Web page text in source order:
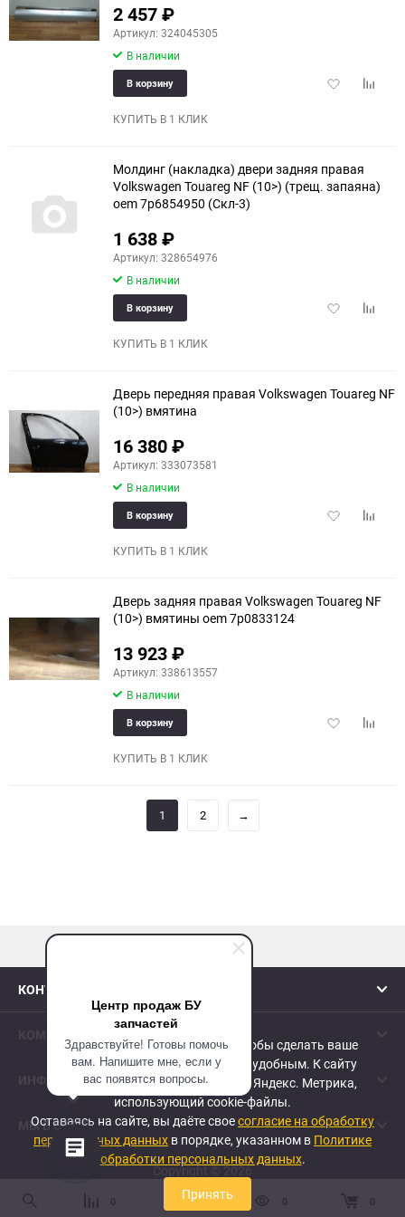
Центр продаж БУ
запчастей
Здравствуйте! Готовы помочь
вам. Напишите мне, если у
вас появятся вопросы.
2 457₽
Артикул: 324045305
В наличии
Добавить
В корзину
КУПИТЬ В 1 КЛИК
Молдинг (накладка) двери задняя правая
Volkswagen Touareg NF (10>) (трещ. запаяна)
oem 7p6854950 (Скл-3)
1 638₽
Артикул: 328654976
В наличии
Добавить
В корзину
КУПИТЬ В 1 КЛИК
Дверь передняя правая Volkswagen Touareg NF
(10>) вмятина
16 380₽
Артикул: 333073581
В наличии
Добавить
В корзину
КУПИТЬ В 1 КЛИК
Дверь задняя правая Volkswagen Touareg NF
(10>) вмятины oem 7p0833124
13 923₽
Артикул: 338613557
В наличии
Добавить
В корзину
КУПИТЬ В 1 КЛИК
1 2 →
КОНТАКТЫ
ИНФОРМАЦИЯ
МЫ В СЕТИ
Copyright © 2026
0 0 0 0
Сайт использует cookie-файлы, чтобы сделать ваше
пребывание на нем максимально удобным. К cайту
подключен сервис веб-аналитики Яндекс. Метрика,
использующий cookie-файлы.
Оставаясь на сайте, вы даёте своесогласие на обработку
персональных данных в порядке, указанном в Политике
обработки персональных данных.
Принять